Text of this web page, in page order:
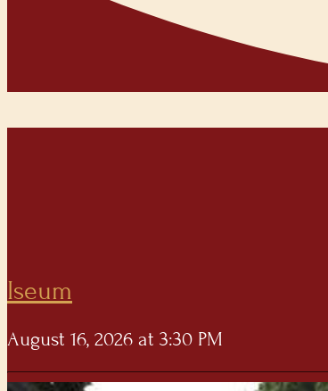
Iseum
August 16, 2026 at 3:30 PM